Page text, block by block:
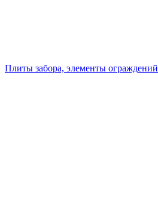
Плиты забора, элементы ограждений